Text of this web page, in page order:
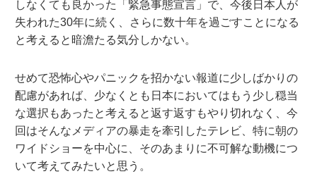
しなくても良かった「緊急事態宣言」で、今後日本人が
失われた30年に続く、さらに数十年を過ごすことになる
と考えると暗澹たる気分しかない。
せめて恐怖心やパニックを招かない報道に少しばかりの
配慮があれば、少なくとも日本においてはもう少し穏当
な選択もあったと考えると返す返すもやり切れなく、今
回はそんなメディアの暴走を牽引したテレビ、特に朝の
ワイドショーを中心に、そのあまりに不可解な動機につ
いて考えてみたいと思う。